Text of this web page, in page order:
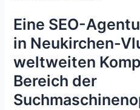
Eine SEO-
in Neukirchen-
weltweiten
Bereich der